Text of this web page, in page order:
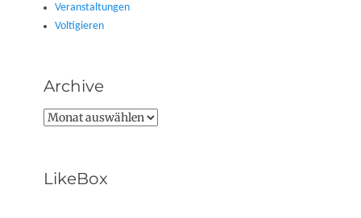
Veranstaltungen
Voltigieren
Archive
Archive
LikeBox